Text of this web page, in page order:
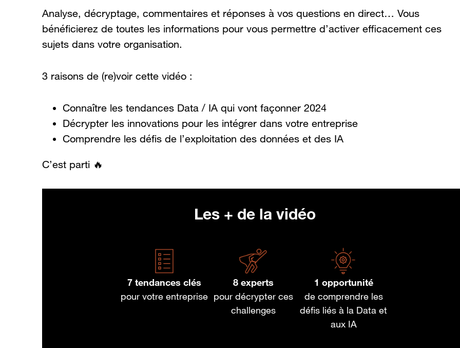
Analyse, décryptage, commentaires et réponses à vos questions en direct… Vous
bénéficierez de toutes les informations pour vous permettre d’activer efficacement ces
sujets dans votre organisation.
3 raisons de (re)voir cette vidéo :
Connaître les tendances Data / IA qui vont façonner 2024
Décrypter les innovations pour les intégrer dans votre entreprise
Comprendre les défis de l’exploitation des données et des IA
C’est parti 🔥
Les + de la vidéo
7 tendances clés
pour votre entreprise
8 experts
pour décrypter ces
challenges
1 opportunité
de comprendre les
défis liés à la Data et
aux IA